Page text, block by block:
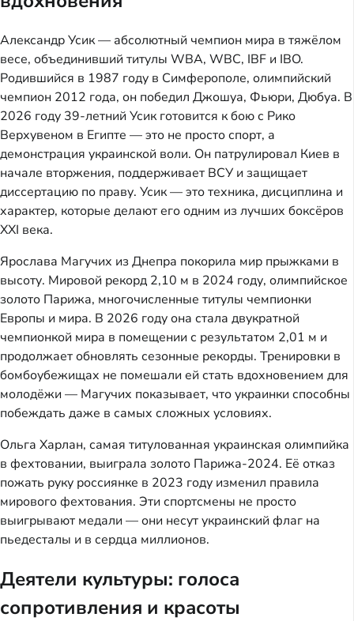
Александр Усик — абсолютный чемпион мира в тяжёлом
весе, объединивший титулы WBA, WBC, IBF и IBO.
Родившийся в 1987 году в Симферополе, олимпийский
чемпион 2012 года, он победил Джошуа, Фьюри, Дюбуа. В
2026 году 39-летний Усик готовится к бою с Рико
Верхувеном в Египте — это не просто спорт, а
демонстрация украинской воли. Он патрулировал Киев в
начале вторжения, поддерживает ВСУ и защищает
диссертацию по праву. Усик — это техника, дисциплина и
характер, которые делают его одним из лучших боксёров
XXI века.
Ярослава Магучих из Днепра покорила мир прыжками в
высоту. Мировой рекорд 2,10 м в 2024 году, олимпийское
золото Парижа, многочисленные титулы чемпионки
Европы и мира. В 2026 году она стала двукратной
чемпионкой мира в помещении с результатом 2,01 м и
продолжает обновлять сезонные рекорды. Тренировки в
бомбоубежищах не помешали ей стать вдохновением для
молодёжи — Магучих показывает, что украинки способны
побеждать даже в самых сложных условиях.
Ольга Харлан, самая титулованная украинская олимпийка
в фехтовании, выиграла золото Парижа-2024. Её отказ
пожать руку россиянке в 2023 году изменил правила
мирового фехтования. Эти спортсмены не просто
выигрывают медали — они несут украинский флаг на
пьедесталы и в сердца миллионов.
Деятели культуры: голоса
сопротивления и красоты